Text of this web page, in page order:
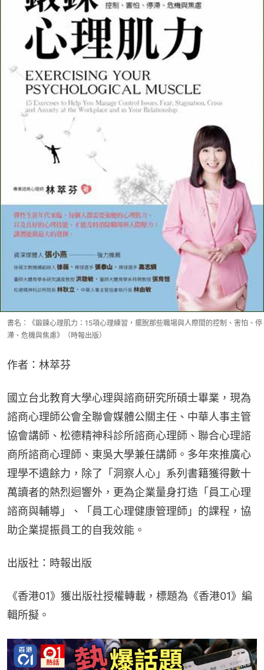
書名：《鍛鍊心理肌力：15項心理練習，擺脫那些職場與人際間的控制、害怕、停
滯、危機與焦慮》（時報出版）
作者：林萃芬
國立台北教育大學心理與諮商研究所碩士畢業，現為
諮商心理師公會全聯會媒體公關主任、中華人事主管
協會講師、松德精神科診所諮商心理師、聯合心理諮
商所諮商心理師、東吳大學兼任講師。多年來推廣心
理學不遺餘力，除了「洞察人心」系列書籍獲得數十
萬讀者的熱烈迴響外，更為企業量身打造「員工心理
諮商與輔導」、「員工心理健康管理師」的課程，協
助企業提振員工的自我效能。
出版社：時報出版
《香港01》獲出版社授權轉載，標題為《香港01》編
輯所擬。